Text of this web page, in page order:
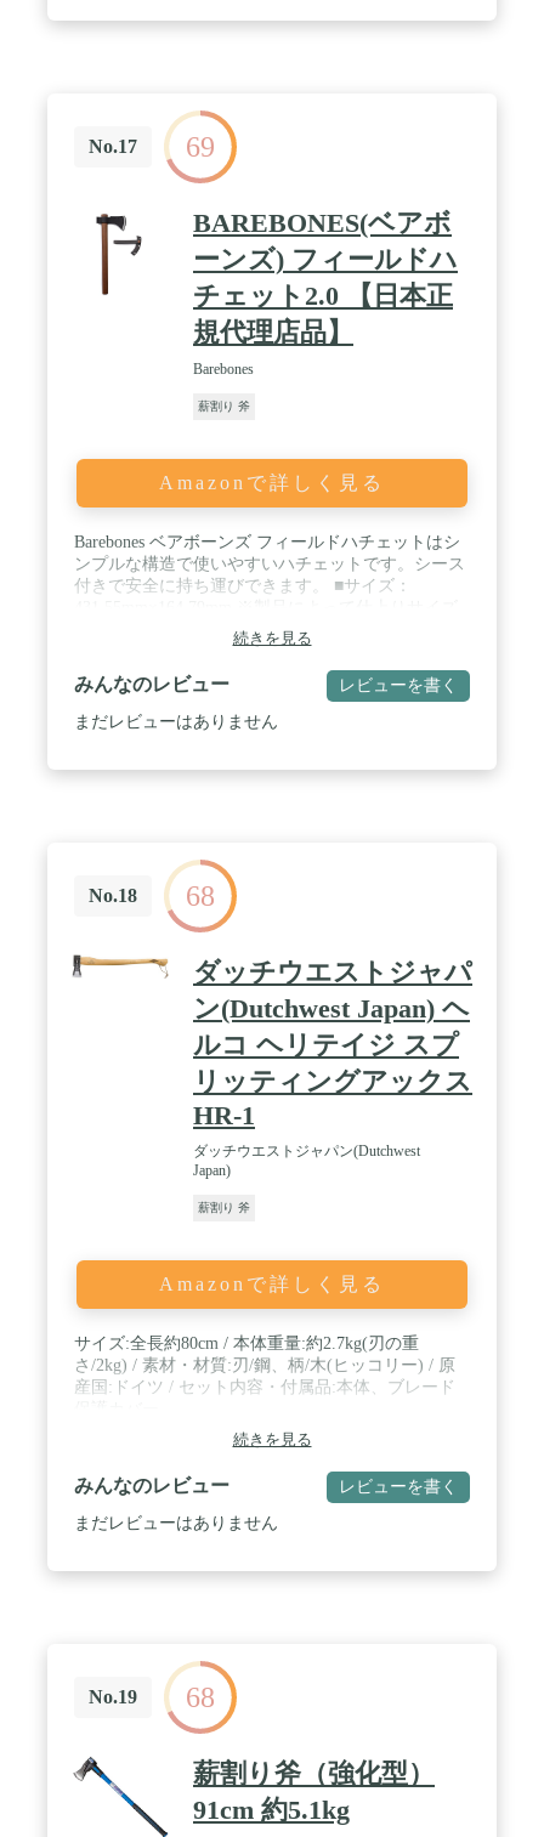
No.17 69
BAREBONES(ベアボ
ーンズ) フィールドハ
チェット2.0 【日本正
規代理店品】
Barebones
薪割り 斧
Amazonで詳しく見る
Barebones ベアボーンズ フィールドハチェットはシ
ンプルな構造で使いやすいハチェットです。シース
付きで安全に持ち運びできます。 ■サイズ：
に多少の誤差がありますのでご了承下さい。 ■素
材： ブレード/高炭素鋼 ハンドル/ヒッコリー
続きを見る
みんなのレビュー レビューを書く
まだレビューはありません
No.18 68
ダッチウエストジャパ
ン(Dutchwest Japan) ヘ
ルコ ヘリテイジ スプ
リッティングアックス
HR-1
ダッチウエストジャパン(Dutchwest
Japan)
薪割り 斧
Amazonで詳しく見る
サイズ:全長約80cm / 本体重量:約2.7kg(刃の重
さ/2kg) / 素材・材質:刃/鋼、柄/木(ヒッコリー) / 原
産国:ドイツ / セット内容・付属品:本体、ブレード
続きを見る
みんなのレビュー レビューを書く
まだレビューはありません
No.19 68
薪割り斧（強化型）
91cm 約5.1kg